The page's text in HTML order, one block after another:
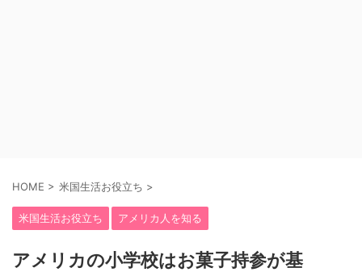
HOME > 米国生活お役立ち >
米国生活お役立ち アメリカ人を知る
アメリカの小学校はお菓子持参が基